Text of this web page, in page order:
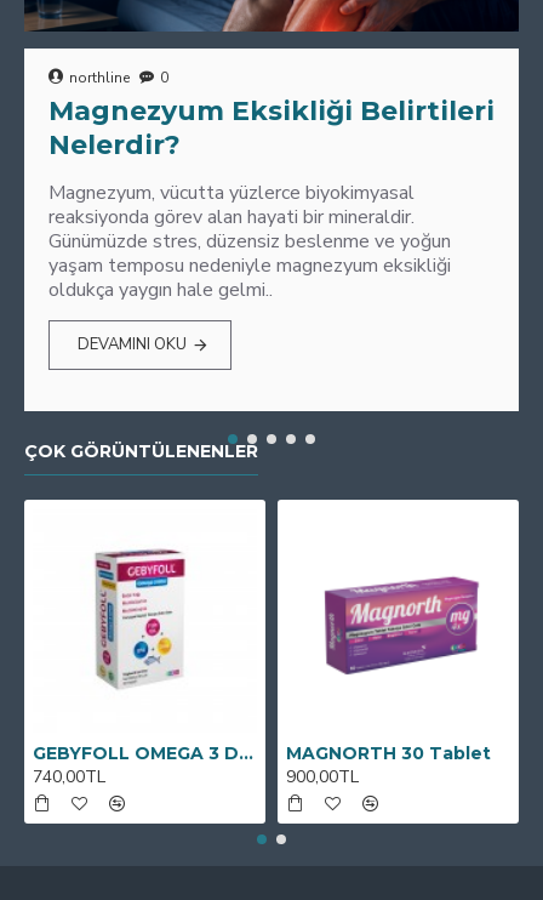
northline 0
Magnezyum Eksikliği Belirtileri
Nelerdir?
Magnezyum, vücutta yüzlerce biyokimyasal
reaksiyonda görev alan hayati bir mineraldir.
Günümüzde stres, düzensiz beslenme ve yoğun
yaşam temposu nedeniyle magnezyum eksikliği
oldukça yaygın hale gelmi..
DEVAMINI OKU
ÇOK GÖRÜNTÜLENENLER
GEBYFOLL OMEGA 3 DHA
740,00TL
MAGNORTH 30 Tablet
900,00TL